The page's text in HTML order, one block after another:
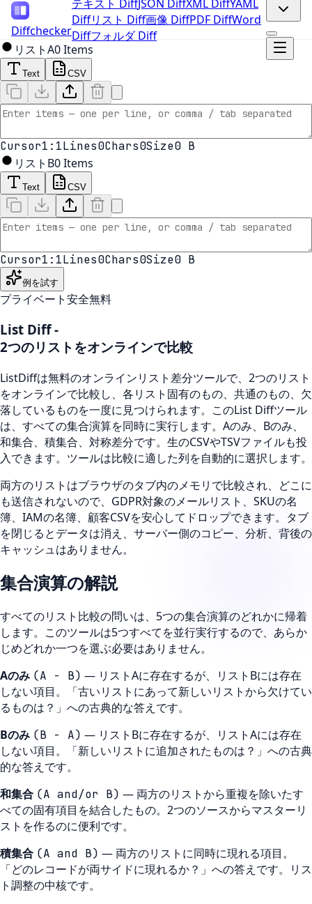
Diffchecker
テキスト DiffJSON DiffXML DiffYAML
Diffリスト Diff画像 DiffPDF DiffWord
Diffフォルダ Diff
リストA0Items
Text CSV
Cursor1:1Lines0Chars0Size0 B
リストB0Items
Text CSV
Cursor1:1Lines0Chars0Size0 B
例を試す
プライベート安全無料
List Diff-
2つのリストをオンラインで比較
ListDiffは無料のオンラインリスト差分ツールで、2つのリスト
をオンラインで比較し、各リスト固有のもの、共通のもの、欠
落しているものを一度に見つけられます。このList Diffツール
は、すべての集合演算を同時に実行します。Aのみ、Bのみ、
和集合、積集合、対称差分です。生のCSVやTSVファイルも投
入できます。ツールは比較に適した列を自動的に選択します。
両方のリストはブラウザのタブ内のメモリで比較され、どこに
も送信されないので、GDPR対象のメールリスト、SKUの名
簿、IAMの名簿、顧客CSVを安心してドロップできます。タブ
を閉じるとデータは消え、サーバー側のコピー、分析、背後の
キャッシュはありません。
集合演算の解説
すべてのリスト比較の問いは、5つの集合演算のどれかに帰着
します。このツールは5つすべてを並行実行するので、あらか
じめどれか一つを選ぶ必要はありません。
Aのみ (A - B) — リストAに存在するが、リストBには存在
しない項目。「古いリストにあって新しいリストから欠けてい
るものは？」への古典的な答えです。
Bのみ (B - A) — リストBに存在するが、リストAには存在
しない項目。「新しいリストに追加されたものは？」への古典
的な答えです。
和集合 (A and/or B) — 両方のリストから重複を除いたす
べての固有項目を結合したもの。2つのソースからマスターリ
ストを作るのに便利です。
積集合 (A and B) — 両方のリストに同時に現れる項目。
「どのレコードが両サイドに現れるか？」への答えです。リス
ト調整の中核です。